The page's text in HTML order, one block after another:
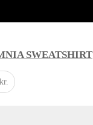
SWEATSHIRT
kr.